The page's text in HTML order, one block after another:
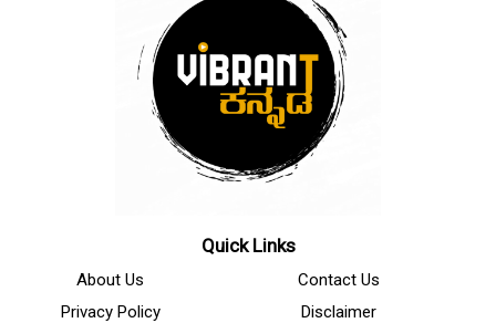
Quick Links
About Us
Contact Us
Privacy Policy
Disclaimer